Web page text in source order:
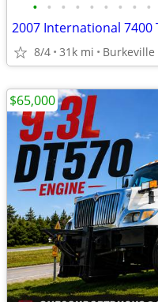
• • • • • • • • •
8/4 31k mi Burkeville
$65,000